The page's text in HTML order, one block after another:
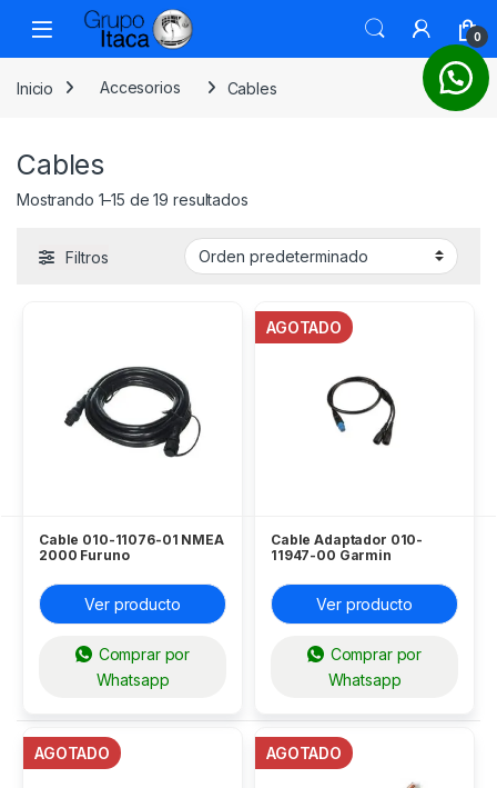
0
Inicio Accesorios Cables
Cables
Mostrando 1–15 de 19 resultados
Filtros
Cable 010-11076-01 NMEA
2000 Furuno
Ver producto
Comprar por
Whatsapp
AGOTADO
Cable Adaptador 010-
11947-00 Garmin
Ver producto
Comprar por
Whatsapp
AGOTADO AGOTADO